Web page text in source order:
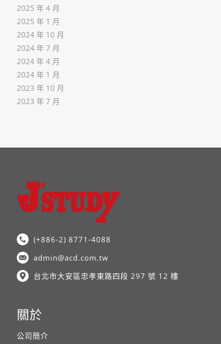
2025 年 4 月
2025 年 1 月
2024 年 10 月
2024 年 7 月
2024 年 4 月
2024 年 1 月
2023 年 10 月
2023 年 7 月
(+886-2) 8771-4088
admin@acd.com.tw
台北市大安區忠孝東路四段 297 號 12 樓
關於
公司簡介